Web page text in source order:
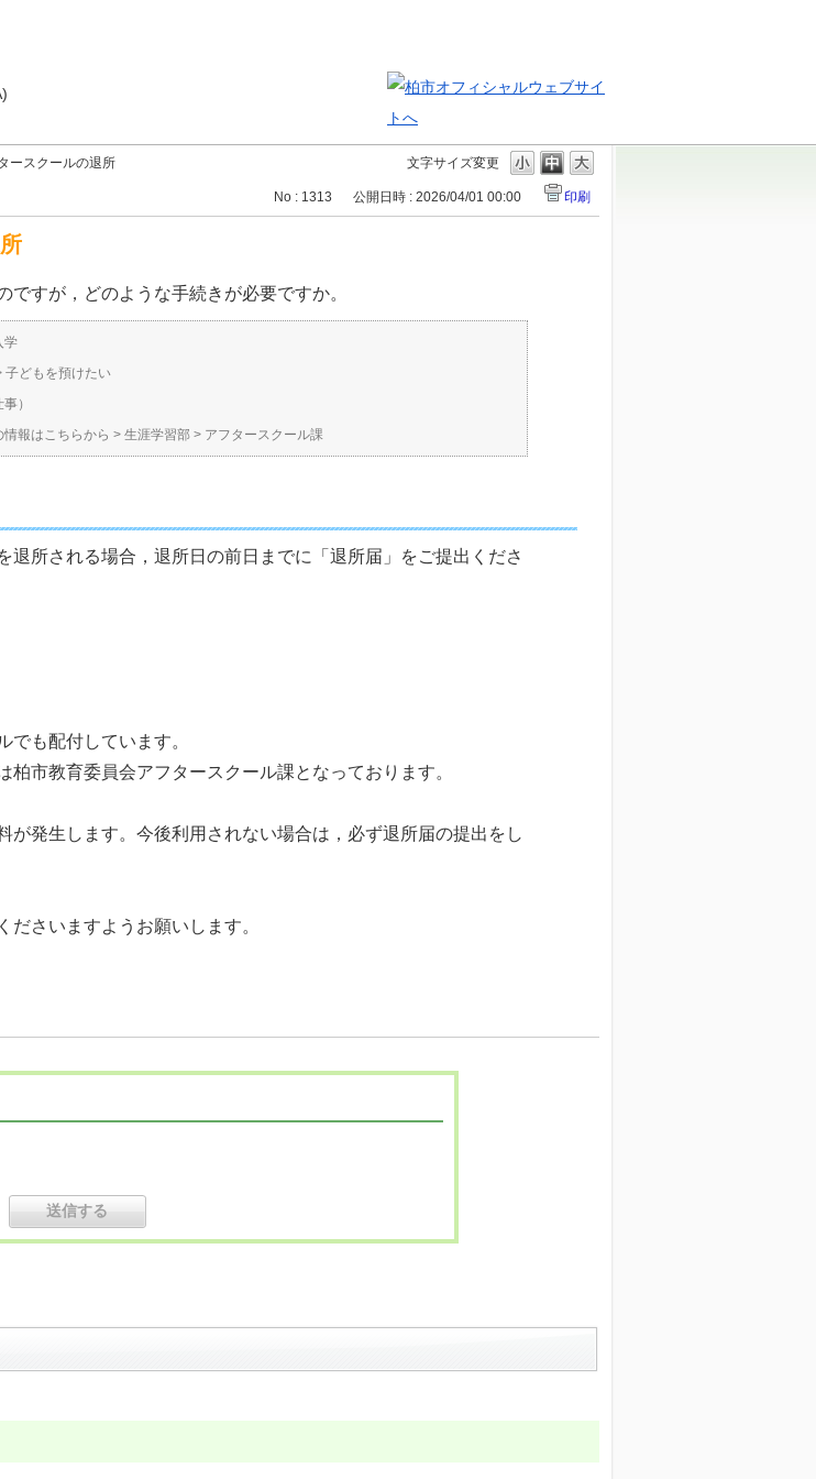
文字サイズ変更
ースクールの退所
No : 1313 公開日時 : 2026/04/01 00:00 印刷
すが，どのような手続きが必要ですか。
学
子どもを預けたい
）
情報はこちらから > 生涯学習部 > アフタースクール課
所される場合，退所日の前日までに「退所届」をご提出くださ
でも配付しています。
市教育委員会アフタースクール課となっております。
発生します。今後利用されない場合は，必ず退所届の提出をし
さいますようお願いします。